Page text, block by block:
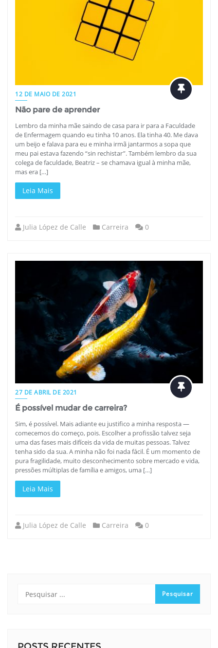
12 DE MAIO DE 2021
Não pare de aprender
Lembro da minha mãe saindo de casa para ir para a Faculdade
de Enfermagem quando eu tinha 10 anos. Ela tinha 40. Me dava
um beijo e falava para eu e minha irmã jantarmos a sopa que
meu pai estava fazendo “sin rechistar”. Também lembro da sua
colega de faculdade, Beatriz – se chamava igual à minha mãe,
mas era […]
Leia Mais
Julia López de Calle Carreira 0
27 DE ABRIL DE 2021
É possível mudar de carreira?
Sim, é possível. Mais adiante eu justifico a minha resposta —
comecemos do começo, pois. Escolher a profissão talvez seja
uma das fases mais difíceis da vida de muitas pessoas. Talvez
tenha sido da sua. A minha não foi nada fácil. É um momento de
pura fragilidade, muito desconhecimento sobre mercado e vida,
pressões múltiplas de família e amigos, uma […]
Leia Mais
Julia López de Calle Carreira 0